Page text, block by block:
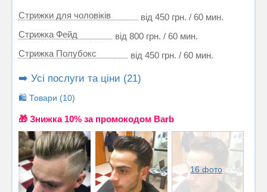
Стрижки для чоловіків
від 450 грн. / 60 мин.
Стрижка Фейд
від 800 грн. / 60 мин.
Стрижка Полубокс
від 450 грн. / 60 мин.
➡️ Усі послуги та ціни (21)
🛍️ Товари (10)
🎁 Знижка 10% за промокодом Barb
16 фото